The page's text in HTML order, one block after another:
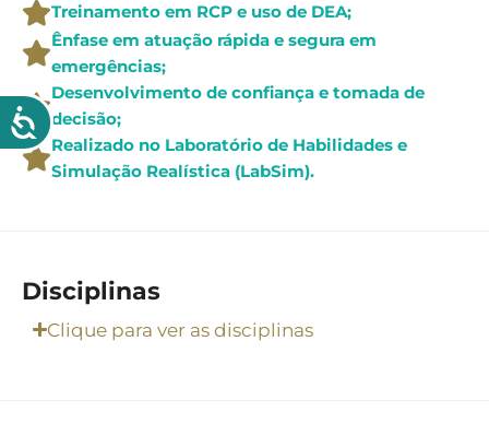
Treinamento em RCP e uso de DEA;
Ênfase em atuação rápida e segura em
emergências;
Desenvolvimento de confiança e tomada de
decisão;
Realizado no Laboratório de Habilidades e
Simulação Realística (LabSim).
Disciplinas
Clique para ver as disciplinas